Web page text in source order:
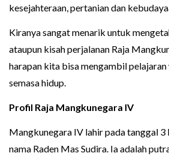
kesejahteraan, pertanian dan
Kiranya sangat menarik untuk
ataupun kisah perjalanan Raja
harapan kita bisa mengambil
semasa hidup.
Profil Raja Mangkunegara IV
Mangkunegara IV lahir pada tanggal
nama Raden Mas Sudira. Ia adalah